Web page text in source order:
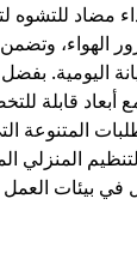
مضاد للتشوه
الهواء،
اليومية.
مع أبعاد
المتنوعة
المنزلي
في بيئات